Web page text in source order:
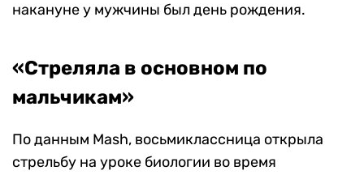
накануне у мужчины был день рождения.
«Стреляла в основном по
мальчикам»
По данным Mash, восьмиклассница открыла
стрельбу на уроке биологии во время